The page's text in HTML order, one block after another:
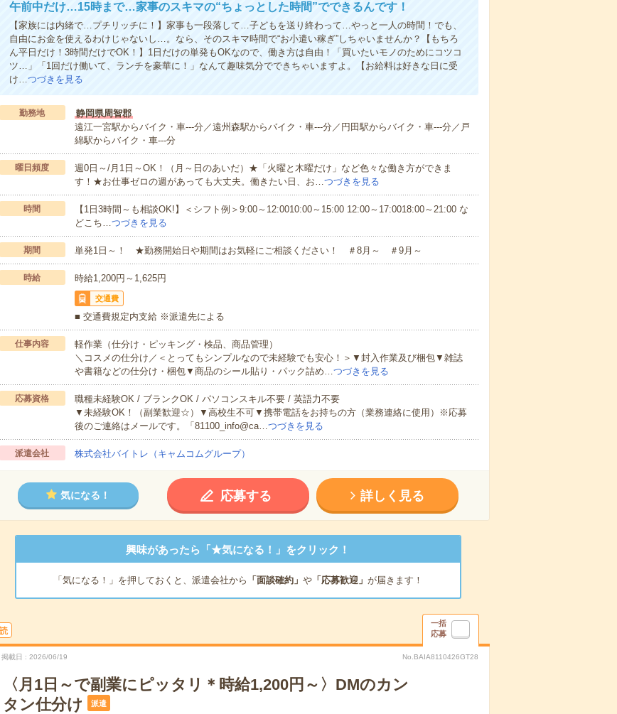
午前中だけ…15時まで…家事のスキマの“ちょっとした時間”でできるんです！
【家族には内緒で…プチリッチに！】家事も一段落して…子どもを送り終わって…やっと一人の時間！でも、
自由にお金を使えるわけじゃないし…。なら、そのスキマ時間で“お小遣い稼ぎ”しちゃいませんか？【もちろ
ん平日だけ！3時間だけでOK！】1日だけの単発もOKなので、働き方は自由！「買いたいモノのためにコツコ
ツ…」「1回だけ働いて、ランチを豪華に！」なんて趣味気分でできちゃいますよ。【お給料は好きな日に受
け…つづきを見る
勤務地
静岡県周智郡
遠江一宮駅からバイク・車---分／遠州森駅からバイク・車---分／円田駅からバイク・車---分／戸
綿駅からバイク・車---分
曜日頻度
週0日～/月1日～OK！（月～日のあいだ）★「火曜と木曜だけ」など色々な働き方ができま
す！★お仕事ゼロの週があっても大丈夫。働きたい日、お…つづきを見る
時間
【1日3時間～も相談OK!】＜シフト例＞9:00～12:0010:00～15:00 12:00～17:0018:00～21:00 な
どこち…つづきを見る
期間 単発1日～！ ★勤務開始日や期間はお気軽にご相談ください！ ＃8月～ ＃9月～
時給 時給1,200円～1,625円
交通費
■ 交通費規定内支給 ※派遣先による
仕事内容
軽作業（仕分け・ピッキング・検品、商品管理）
＼コスメの仕分け／＜とってもシンプルなので未経験でも安心！＞▼封入作業及び梱包▼雑誌
や書籍などの仕分け・梱包▼商品のシール貼り・パック詰め…つづきを見る
応募資格
職種未経験OK / ブランクOK / パソコンスキル不要 / 英語力不要
▼未経験OK！（副業歓迎☆）▼高校生不可▼携帯電話をお持ちの方（業務連絡に使用）※応募
後のご連絡はメールです。「81100_info@ca…つづきを見る
派遣会社 株式会社バイトレ（キャムコムグループ）
気になる！ 応募する 詳しく見る
興味があったら「★気になる！」をクリック！
「気になる！」を押しておくと、派遣会社から 「面談確約」 や「応募歓迎」 が届きます！
一括
応募
掲載日 2026/06/19 No.BAIA8110426GT28
〈月1日～で副業にピッタリ＊時給1,200円～〉DMのカン
タン仕分け
派遣